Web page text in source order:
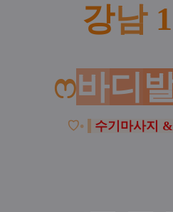
강남 1
ෆ바디
♡• 수기마사지